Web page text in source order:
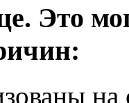
Это
на